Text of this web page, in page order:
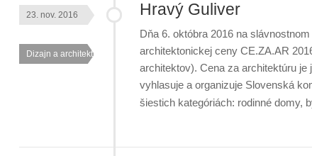
Hravý Guliver
23. nov. 2016
Dizajn a architektúra
Dňa 6. októbra 2016 na
architektonickej ceny CE.ZA.AR
architektov). Cena za architektúru
vyhlasuje a organizuje Slovenská
šiestich kategóriách: rodinné domy,